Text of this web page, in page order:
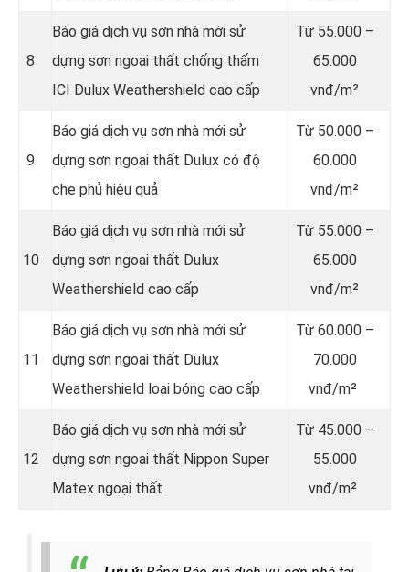
8
Báo giá dịch vụ sơn nhà mới sử
dựng sơn ngoại thất chống thấm
ICI Dulux Weathershield cao cấp
Từ 55.000 –
65.000
vnđ/m²
9
Báo giá dịch vụ sơn nhà mới sử
dựng sơn ngoại thất Dulux có độ
che phủ hiệu quả
Từ 50.000 –
60.000
vnđ/m²
10
Báo giá dịch vụ sơn nhà mới sử
dựng sơn ngoại thất Dulux
Weathershield cao cấp
Từ 55.000 –
65.000
vnđ/m²
11
Báo giá dịch vụ sơn nhà mới sử
dựng sơn ngoại thất Dulux
Weathershield loại bóng cao cấp
Từ 60.000 –
70.000
vnđ/m²
12
Báo giá dịch vụ sơn nhà mới sử
dựng sơn ngoại thất Nippon Super
Matex ngoại thất
Từ 45.000 –
55.000
vnđ/m²